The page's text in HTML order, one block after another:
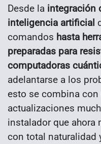
Desde la integración
inteligencia artificial
comandos hasta
preparadas para
computadoras
adelantarse a los
esto se combina
actualizaciones
instalador que ahora
con total naturalidad